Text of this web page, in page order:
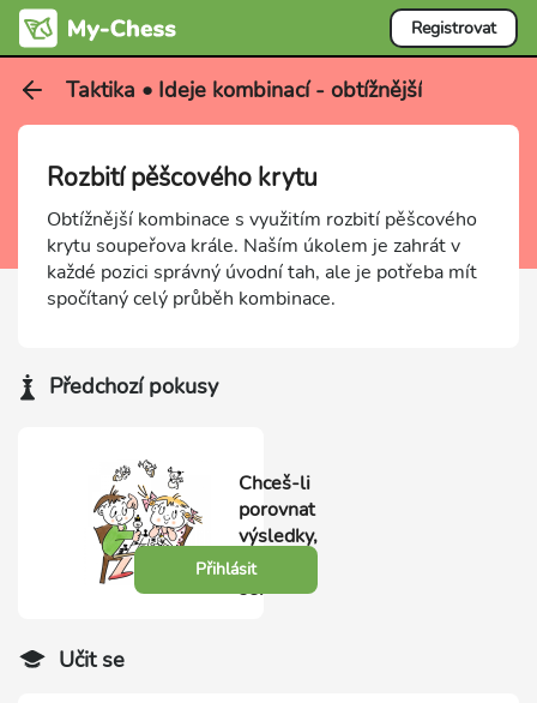
Registrovat
Taktika • Ideje kombinací - obtížnější
Rozbití pěšcového krytu
Obtížnější kombinace s využitím rozbití pěšcového
krytu soupeřova krále. Naším úkolem je zahrát v
každé pozici správný úvodní tah, ale je potřeba mít
spočítaný celý průběh kombinace.
Předchozí pokusy
Chceš-li
porovnat
výsledky,
přihlas
se.
Přihlásit
Učit se